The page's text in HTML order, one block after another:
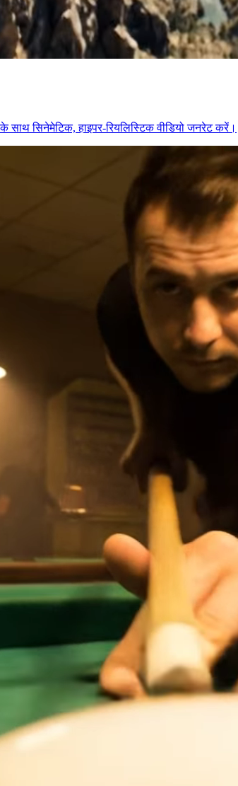
साथ सिनेमेटिक, हाइपर-रियलिस्टिक वीडियो जनरेट करें।